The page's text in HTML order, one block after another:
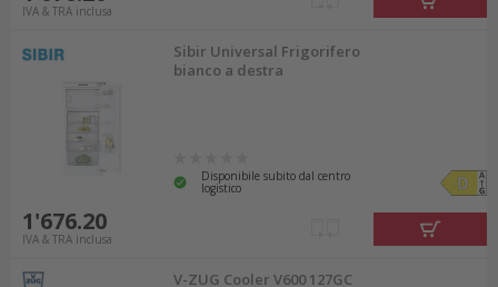
IVA & TRA inclusa
Sibir Universal Frigorifero
bianco a destra
Disponibile subito dal centro
logistico
1'676.20
IVA & TRA inclusa
V-ZUG Cooler V600 127GC